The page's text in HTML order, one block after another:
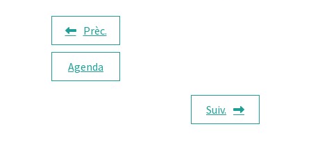
Prèc.
Agenda
Suiv.